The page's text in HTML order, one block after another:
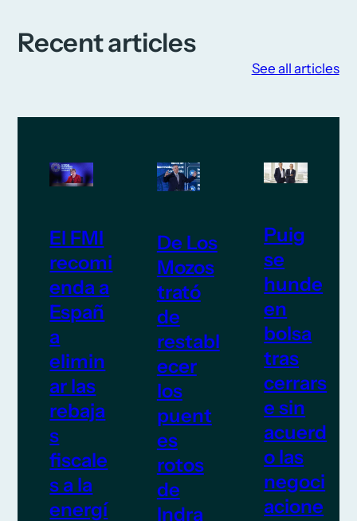
Recent articles
See all articles
El FMI
recomi
enda a
Españ
a
elimin
ar las
rebaja
s
fiscale
s a la
energí
De Los
Mozos
trató
de
restabl
ecer
los
puent
es
rotos
de
Indra
Puig
se
hunde
en
bolsa
tras
cerrars
e sin
acuerd
o las
negoci
acione